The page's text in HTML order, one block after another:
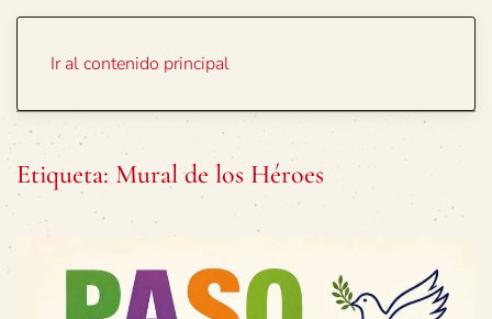
Ir al contenido principal
Etiqueta: Mural de los Héroes